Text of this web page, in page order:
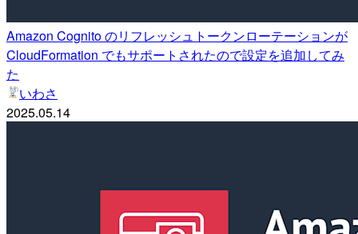
Amazon Cognito のリフレッシュトークンローテーションが
CloudFormation でもサポートされたので設定を追加してみ
た
いわさ
2025.05.14